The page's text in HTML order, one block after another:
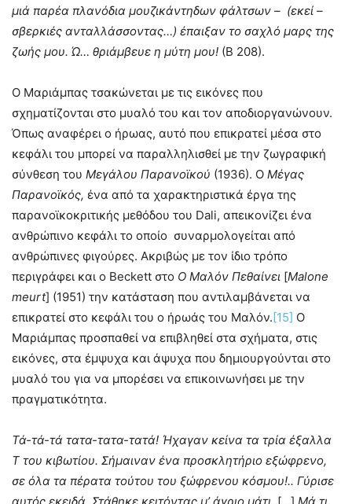
μιά παρέα πλανόδια μουζικάντηδων φάλτσων – (εκεί –
σβερκιές ανταλλάσσοντας…) έπαιξαν το σαχλό μαρς της
ζωής μου. Ώ… θριάμβευε η μύτη μου! (Β 208).
Ο Μαριάμπας τσακώνεται με τις εικόνες που
σχηματίζονται στο μυαλό του και τον αποδιοργανώνουν.
Όπως αναφέρει o ήρωας, αυτό που επικρατεί μέσα στο
κεφάλι του μπορεί να παραλληλισθεί με την ζωγραφική
σύνθεση του Μεγάλου Παρανοϊκού (1936). Ο Μέγας
Παρανοϊκός, ένα από τα χαρακτηριστικά έργα της
παρανοϊκοκριτικής μεθόδου του Dali, απεικονίζει ένα
ανθρώπινο κεφάλι το οποίο συναρμολογείται από
ανθρώπινες φιγούρες. Ακριβώς με τον ίδιο τρόπο
περιγράφει και ο Beckett στο Ο Μαλόν Πεθαίνει [Malone
meurt] (1951) την κατάσταση που αντιλαμβάνεται να
επικρατεί στο κεφάλι του ο ήρωάς του Μαλόν. [15] Ο
Μαριάμπας προσπαθεί να επιβληθεί στα σχήματα, στις
εικόνες, στα έμψυχα και άψυχα που δημιουργούνται στο
μυαλό του για να μπορέσει να επικοινωνήσει με την
πραγματικότητα.
Τά-τά-τά τατα-τατα-τατά! Ήχαγαν κείνα τα τρία έξαλλα
Τ του κιβωτίου. Σήμαιναν ένα προσκλητήριο εξώφρενο,
σε όλα τα πέρατα τούτου του ξώφρενου κόσμου!.. Γύρισε